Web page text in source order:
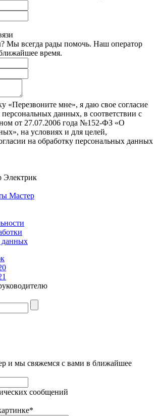
Мы всегда рады помочь. Наш оператор
время.
«Перезвоните мне», я даю свое согласие
данных, в соответствии с
от 27.07.2006 года №152-ФЗ «О
на условиях и для целей,
на обработку персональных данных
Электрик
Мастер
данных
и мы свяжемся с вами в ближайшее
сообщений
*